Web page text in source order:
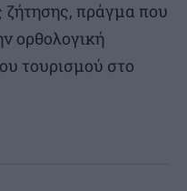
ζήτησης, πράγμα που
ορθολογική
τουρισμού στο